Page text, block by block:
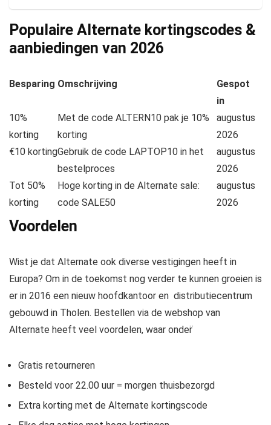
Populaire Alternate kortingscodes &
aanbiedingen van 2026
Besparing Omschrijving
Gespot
in
10%
korting
Met de code ALTERN10 pak je 10%
korting
augustus
2026
€10 kortingGebruik de code LAPTOP10 in het
bestelproces
augustus
2026
Tot 50%
korting
Hoge korting in de Alternate sale:
code SALE50
augustus
2026
Voordelen
Wist je dat Alternate ook diverse vestigingen heeft in
Europa? Om in de toekomst nog verder te kunnen groeien is
er in 2016 een nieuw hoofdkantoor en distributiecentrum
gebouwd in Tholen. Bestellen via de webshop van
Alternate heeft veel voordelen, waar onder̈
Gratis retourneren
Besteld voor 22.00 uur = morgen thuisbezorgd
Extra korting met de Alternate kortingscode